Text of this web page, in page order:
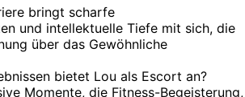
bringt scharfe
und intellektuelle Tiefe mit sich, die
über das Gewöhnliche
bietet Lou als Escort an?
Momente, die Fitness-Begeisterung,